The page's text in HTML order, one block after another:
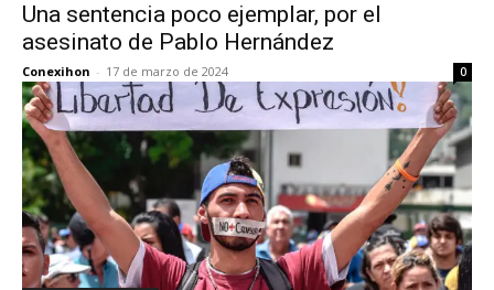
Una sentencia poco ejemplar, por el
asesinato de Pablo Hernández
Conexihon - 17 de marzo de 2024 0